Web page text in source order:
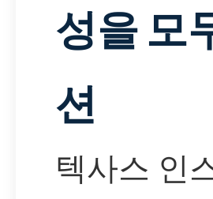
성을 모
션
텍사스 인